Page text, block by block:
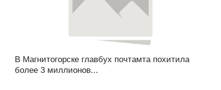
В Магнитогорске главбух почтамта похитила
более 3 миллионов...